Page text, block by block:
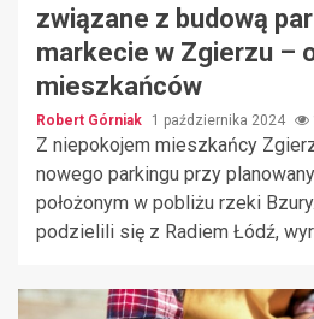
związane z budową
markecie w Zgierzu –
mieszkańców
Robert Górniak 1 października 2024
Z niepokojem mieszkańcy
nowego parkingu przy
położonym w pobliżu rzeki
podzielili się z Radiem Łódź,